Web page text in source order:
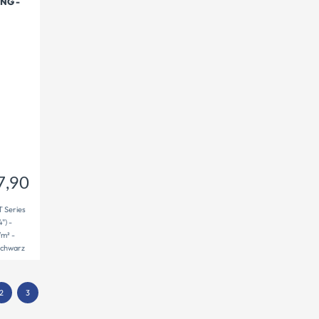
Series
-
-
2 3